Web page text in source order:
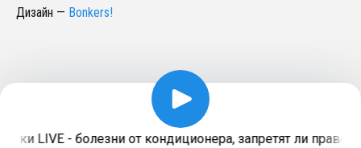
Дизайн — Bonkers!
LIVE - болезни от кондиционера, запретят ли